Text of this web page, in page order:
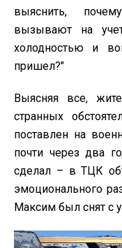
выяснить,
вызывают на
холодностью и
пришел?"
Выясняя все,
странных
поставлен на
почти через два
сделал – в ТЦК
эмоционального
Максим был снят с